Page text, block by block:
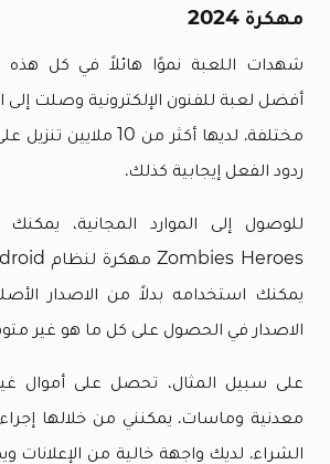
مهكرة 2024
شهدات اللعبة نموًا هائلاً في كل
أفضل لعبة للفنون الإلكترونية وصلت
ردود الفعل إيجابية كذلك.
يمكنك استخدامه بدلاً من الاصدار
الاصدار في الحصول على كل ما هو غير
على سبيل المثال، تحصل على أموال
معدنية وماسات. يمكنني من خلالها
الشراء. لديك واجهة خالية من الإعلانات